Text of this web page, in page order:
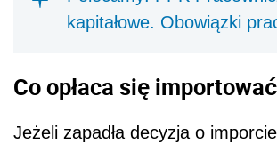
kapitałowe. Obowiązki
Co opłaca się
Jeżeli zapadła decyzja o